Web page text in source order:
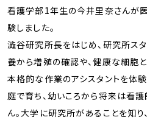
看護学部1年生の今井里奈さんが
験しました。
澁谷研究所長をはじめ、研究所ス
養から増殖の確認や、健康な細胞
本格的な作業のアシスタントを体
庭で育ち、幼いころから将来は看
ん。大学に研究所があることを知